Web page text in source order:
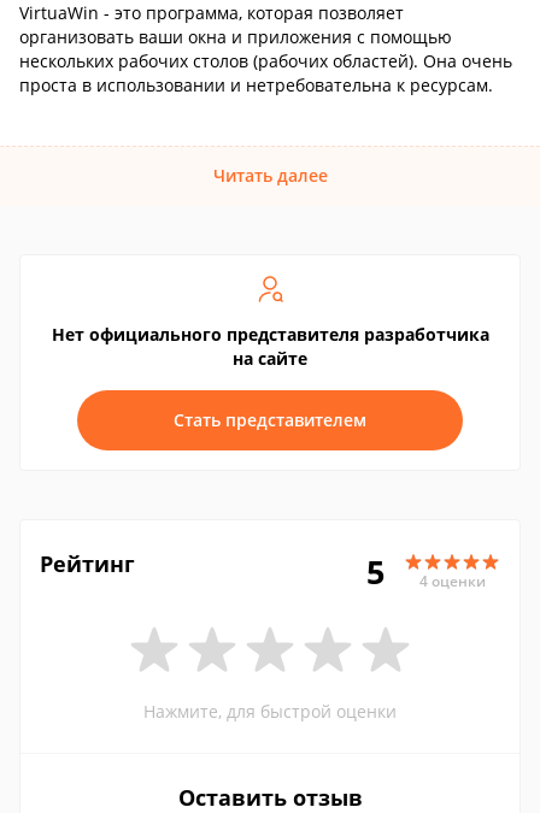
VirtuaWin - это программа, которая позволяет
организовать ваши окна и приложения с помощью
нескольких рабочих столов (рабочих областей). Она очень
проста в использовании и нетребовательна к ресурсам.
Читать далее
Нет официального представителя разработчика
на сайте
Стать представителем
Рейтинг 5 4 оценки
Нажмите, для быстрой оценки
Оставить отзыв